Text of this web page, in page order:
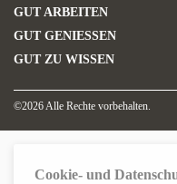
GUT ARBEITEN
GUT GENIESSEN
GUT ZU WISSEN
©2026 Alle Rechte vorbehalten.
Cookie- und